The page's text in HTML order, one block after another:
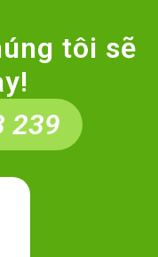
tôi sẽ
239